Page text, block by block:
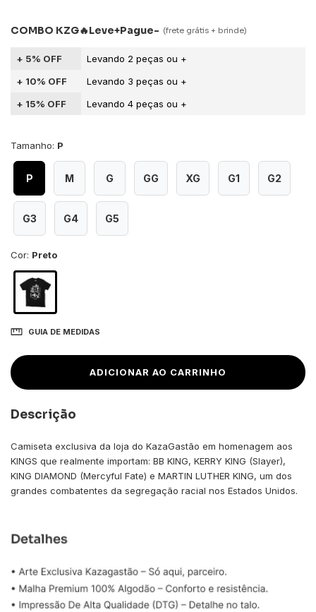
5% OFF
10% OFF
15% OFF
Tamanho: P
P M G GG XG G1 G2
G3 G4 G5
Cor: Preto
GUIA DE MEDIDAS
Descrição
Camiseta exclusiva da loja do KazaGastão em homenagem aos
KINGS que realmente importam: BB KING, KERRY KING (Slayer),
KING DIAMOND (Mercyful Fate) e MARTIN LUTHER KING, um dos
grandes combatentes da segregação racial nos Estados Unidos.